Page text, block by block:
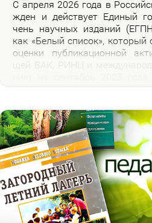
С ап­ре­ля 2026 го­да в
жден и дей­ству­ет Еди­ный
чень на­уч­ных из­да­ний
как «Бе­лый спи­сок», ко­то­рый
оцен­ки пуб­ли­ка­ци­он­ной